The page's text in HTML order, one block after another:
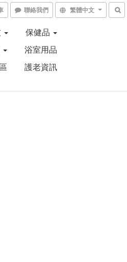
聯絡我們 繁體中文
保健品
浴室用品
護老資訊